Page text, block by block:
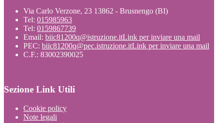
Via Carlo Verzone, 23 13862 - Brusnengo (BI)
Tel: 015985963
Tel: 0159867739
Email: biic81200q@istruzione.itLink per inviare una mail
PEC: biic81200q@pec.istruzione.itLink per inviare una mail
C.F.: 83002390025
Sezione Link Utili
Cookie policy
Note legali